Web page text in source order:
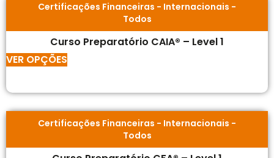
Certificações Financeiras - Internacionais -
Todos
Curso Preparatório CAIA® – Level 1
VER OPÇÕES
Certificações Financeiras - Internacionais -
Todos